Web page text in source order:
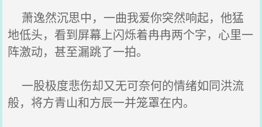
萧逸然沉思中，一曲我爱你突然响起，他猛
地低头，看到屏幕上闪烁着冉冉两个字，心里一
阵激动，甚至漏跳了一拍。
一股极度悲伤却又无可奈何的情绪如同洪流
般，将方青山和方辰一并笼罩在内。